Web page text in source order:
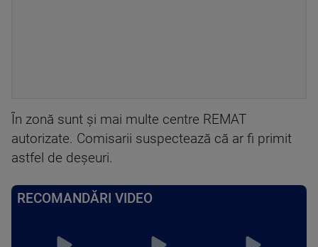
În zonă sunt și mai multe centre REMAT
autorizate. Comisarii suspectează că ar fi primit
astfel de deșeuri.
RECOMANDĂRI VIDEO